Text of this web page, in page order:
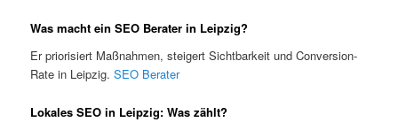
Was macht ein SEO Berater in Leipzig?
Er priorisiert Maßnahmen, steigert Sichtbarkeit und Conversion-
Rate in Leipzig.SEO Berater
Lokales SEO in Leipzig: Was zählt?